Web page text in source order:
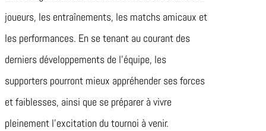
joueurs, les entraînements, les matchs amicaux et
les performances. En se tenant au courant des
derniers développements de l’équipe, les
supporters pourront mieux appréhender ses forces
et faiblesses, ainsi que se préparer à vivre
pleinement l’excitation du tournoi à venir.